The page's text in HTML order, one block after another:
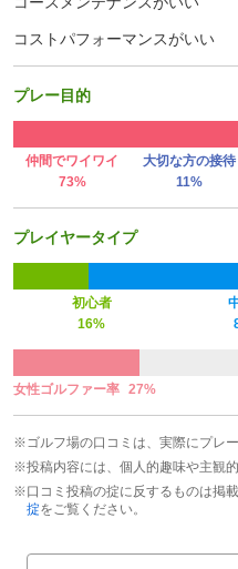
コストパフォーマンスがいい
プレー目的
仲間でワイワイ 大切な方の接待
73%
11%
プレイヤータイプ
初心者
16%
女性ゴルファー率 27%
※ゴルフ場の口コミは、実際にプレ
※投稿内容には、個人的趣味や主観
※口コミ投稿の掟に反するものは掲
掟をご覧ください。